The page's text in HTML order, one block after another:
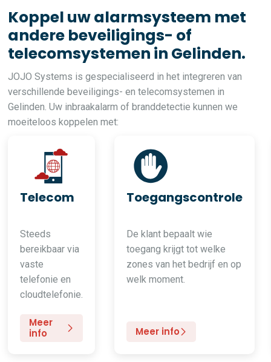
Koppel uw alarmsysteem met
andere beveiligings- of
telecomsystemen in Gelinden.
JOJO Systems is gespecialiseerd in het integreren van
verschillende beveiligings- en telecomsystemen in
Gelinden. Uw inbraakalarm of branddetectie kunnen we
moeiteloos koppelen met:
Telecom
Steeds
bereikbaar via
vaste
telefonie en
cloudtelefonie.
Meer
info
Toegangscontrole
De klant bepaalt wie
toegang krijgt tot welke
zones van het bedrijf en op
welk moment.
Meer info